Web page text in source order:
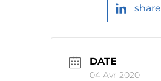
share
DATE
04 Avr 2020